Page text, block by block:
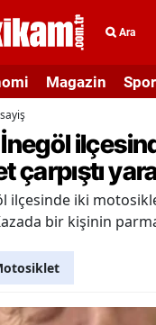
Ara
Magazin Spor
çarpıştı
ilçesinde iki
bir kişinin